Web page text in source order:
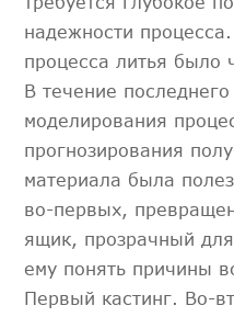
надежности
процесса литья было
В течение
моделирования
прогнозирования
материала была
во-первых,
ящик, прозрачный
ему понять причины
Первый кастинг. Во-